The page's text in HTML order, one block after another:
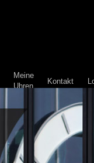
Meine
Uhren
Kontakt